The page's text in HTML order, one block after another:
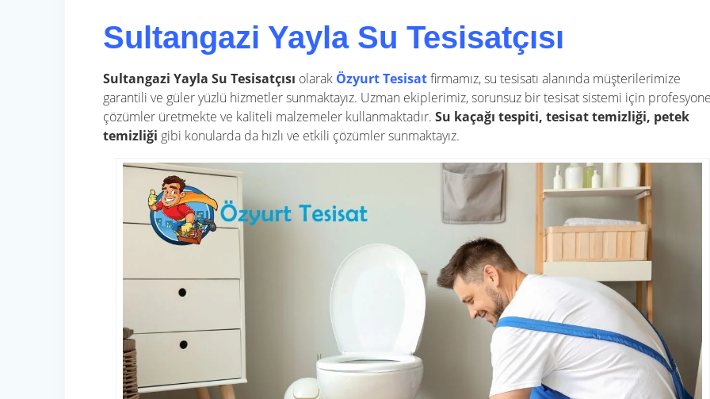
Sultangazi Yayla Su Tesisatçısı
Sultangazi Yayla Su Tesisatçısı olarak Özyurt Tesisatfirmamız, su tesisatı alanında müşterilerimize
garantili ve güler yüzlü hizmetler sunmaktayız. Uzman ekiplerimiz, sorunsuz bir tesisat sistemi için
çözümler üretmekte ve kaliteli malzemeler kullanmaktadır.Su kaçağı tespiti, tesisat temizliği, petek
temizliği gibi konularda da hızlı ve etkili çözümler sunmaktayız.